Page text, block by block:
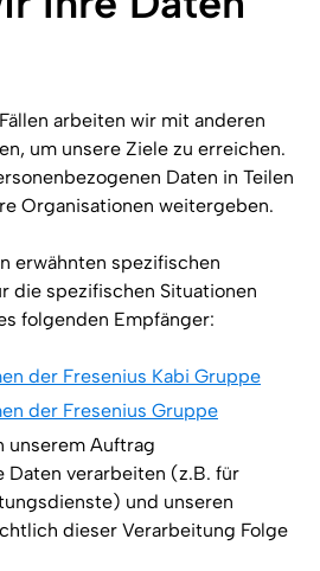
arbeiten wir mit anderen
um unsere Ziele zu erreichen.
Daten in Teilen
Organisationen weitergeben.
erwähnten spezifischen
die spezifischen Situationen
folgenden Empfänger:
der Fresenius Kabi Gruppe
der Fresenius Gruppe
unserem Auftrag
Daten verarbeiten (z.B. für
und unseren
dieser Verarbeitung Folge